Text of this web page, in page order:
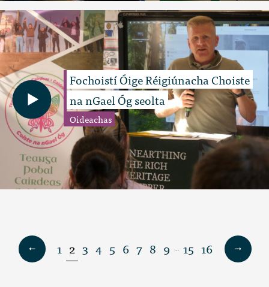
Fochoistí Óige Réigiúnacha Choiste
na nGael Óg seolta
Oideachas
1 2 3 4 5 6 7 8 9 … 15 16